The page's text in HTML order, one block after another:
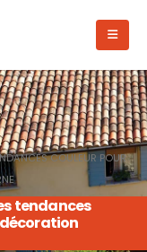
COULEUR POUR
tendances